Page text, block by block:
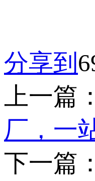
分享到
上一篇：
厂，一
下一篇：